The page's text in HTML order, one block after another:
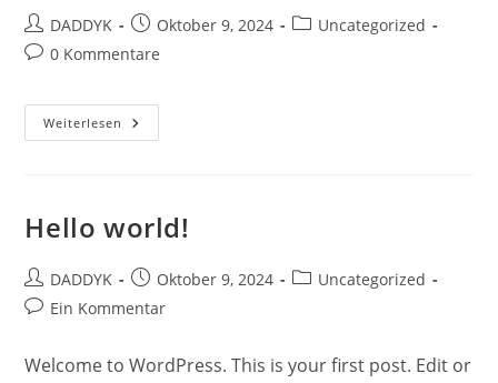
Beitrags-
Autor:
DADDYK
Beitrag
veröffentlicht:
Oktober 9, 2024
Beitrags-
Uncategorized
Beitrags-
0 Kommentare
Weiterlesen
Hello world!
Beitrags-
Autor:
DADDYK
Beitrag
veröffentlicht:
Oktober 9, 2024
Beitrags-
Uncategorized
Beitrags-
Ein Kommentar
Welcome to WordPress. This is your first post. Edit or